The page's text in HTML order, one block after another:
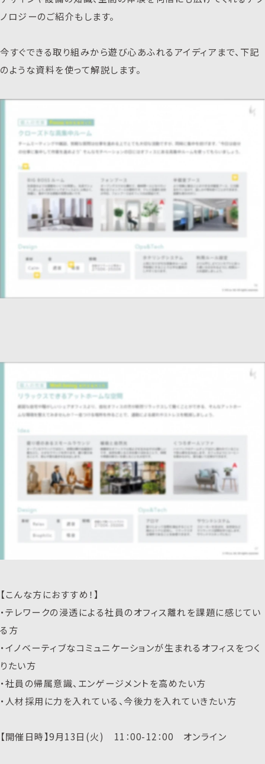
ノロジーのご紹介もします。
今すぐできる取り組みから遊び心あふれるアイディアまで、下記
のような資料を使って解説します。
【こんな方におすすめ！】
・テレワークの浸透による社員のオフィス離れを課題に感じてい
る方
・イノベーティブなコミュニケーションが生まれるオフィスをつく
りたい方
・社員の帰属意識、エンゲージメントを高めたい方
・人材採用に力を入れている、今後力を入れていきたい方
【開催日時】9月13日(火) 11：00-12：00 オンライン